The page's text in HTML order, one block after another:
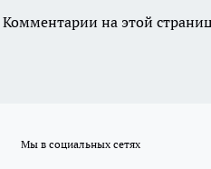
Комментарии на этой
Мы в социальных сетях